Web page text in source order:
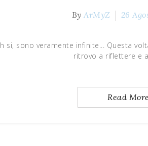
ByArMyZ 26
h si, sono veramente infinite... Questa
ritrovo a riflettere e
Read More